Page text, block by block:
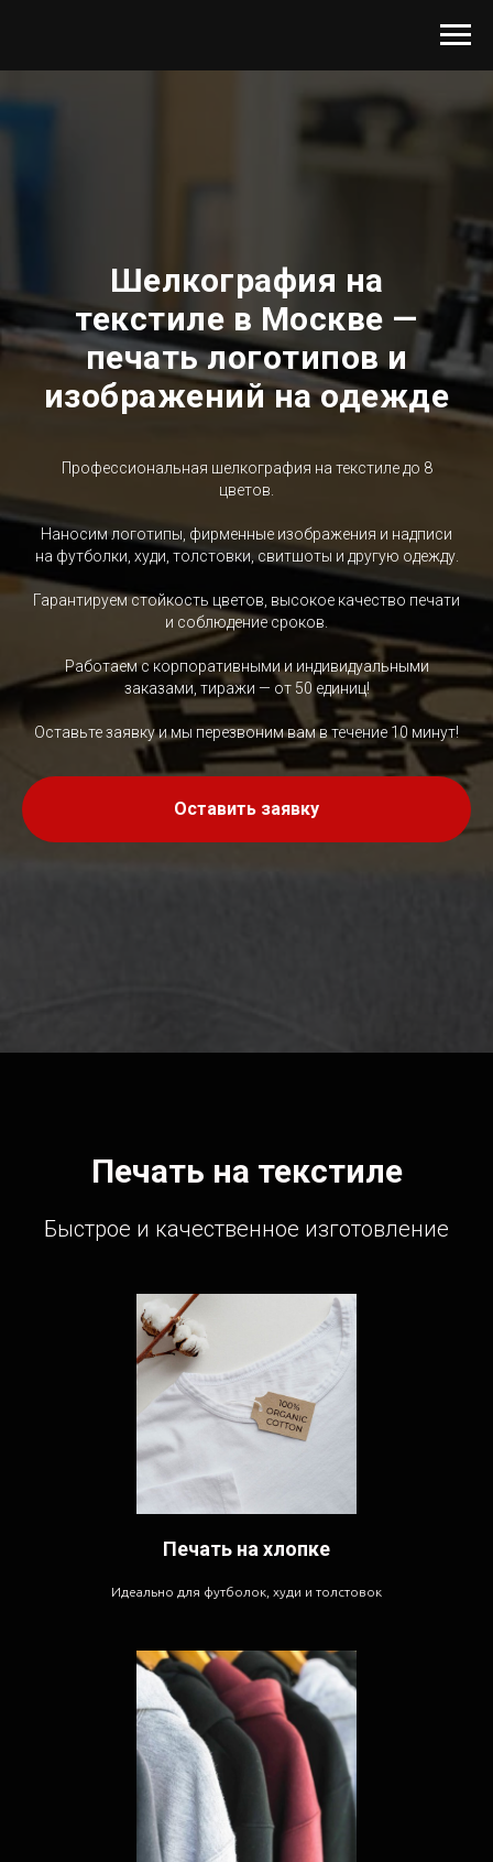
Шелкография на
текстиле в Москве —
печать логотипов и
изображений на одежде
Профессиональная шелкография на текстиле до 8
цветов.
Наносим логотипы, фирменные изображения и надписи
на футболки, худи, толстовки, свитшоты и другую одежду.
Гарантируем стойкость цветов, высокое качество печати
и соблюдение сроков.
Работаем с корпоративными и индивидуальными
заказами, тиражи — от 50 единиц!
Оставьте заявку и мы перезвоним вам в течение 10 минут!
Оставить заявку
Печать на текстиле
Быстрое и качественное изготовление
Печать на хлопке
Идеально для футболок, худи и толстовок